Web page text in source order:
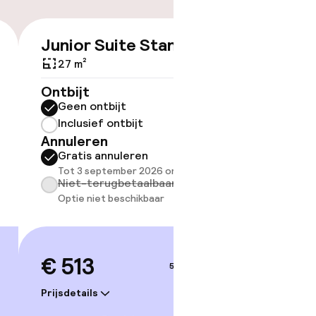
Junior Suite Standard
27 m²
Ontbijt
Geen ontbijt
Inclusief ontbijt
Annuleren
Gratis annuleren
Tot 3 september 2026 om 21:59
Niet-terugbetaalbaar
Optie niet beschikbaar
€ 513
Prijsdetails
5–6 sep.